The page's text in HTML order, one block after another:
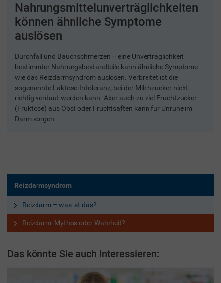
Nahrungsmittelunverträglichkeiten
können ähnliche Symptome
auslösen
Durchfall und Bauchschmerzen – eine Unverträglichkeit
bestimmter Nahrungsbestandteile kann ähnliche Symptome
wie das Reizdarmsyndrom auslösen. Verbreitet ist die
sogenannte Laktose-Intoleranz, bei der Milchzucker nicht
richtig verdaut werden kann. Aber auch zu viel Fruchtzucker
(Fruktose) aus Obst oder Fruchtsäften kann für Unruhe im
Darm sorgen.
Reizdarmsyndrom
Reizdarm – was ist das?
Reizdarm: Mythos oder Wahrheit?
Das könnte Sie auch interessieren: